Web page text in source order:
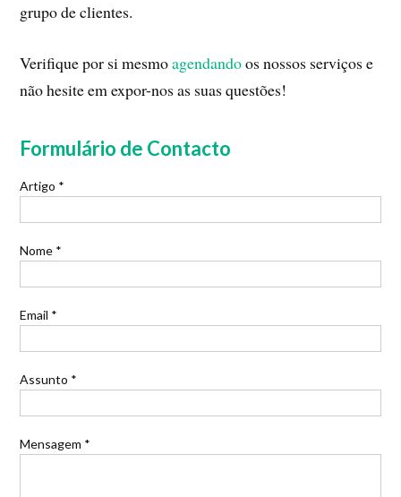
grupo de clientes.
Verifique por si mesmoagendandoos nossos serviços e
não hesite em expor-nos as suas questões!
Formulário de Contacto
Artigo *
Nome *
Email *
Assunto *
Mensagem *